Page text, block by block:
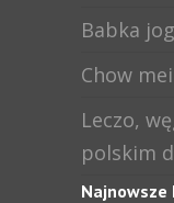
Babka
Chow
Leczo,
polskim